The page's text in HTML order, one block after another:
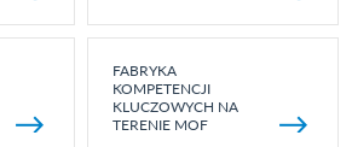
FABRYKA
KOMPETENCJI
KLUCZOWYCH NA
TERENIE MOF